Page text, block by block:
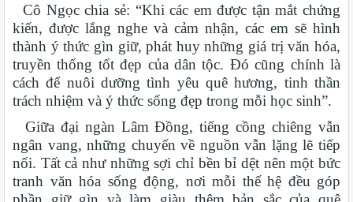
Cô Ngọc chia sẻ: “Khi các em được tận mắt chứng
kiến, được lắng nghe và cảm nhận, các em sẽ hình
thành ý thức gìn giữ, phát huy những giá trị văn hóa,
truyền thống tốt đẹp của dân tộc. Đó cũng chính là
cách để nuôi dưỡng tình yêu quê hương, tinh thần
trách nhiệm và ý thức sống đẹp trong mỗi học sinh”.
Giữa đại ngàn Lâm Đồng, tiếng cồng chiêng vẫn
ngân vang, những chuyến về nguồn vẫn lặng lẽ tiếp
nối. Tất cả như những sợi chỉ bền bỉ dệt nên một bức
tranh văn hóa sống động, nơi mỗi thế hệ đều góp